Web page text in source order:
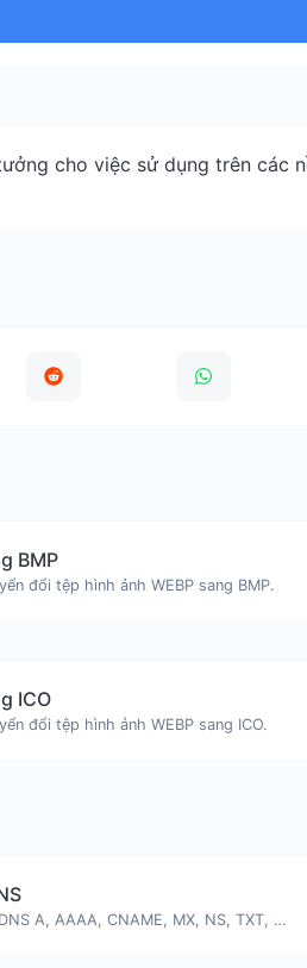
cho việc sử dụng trên các
BMP
đổi tệp hình ảnh WEBP sang BMP.
ICO
đổi tệp hình ảnh WEBP sang ICO.
Tìm bản ghi DNS A, AAAA, CNAME, MX, NS, TXT, SOA của một máy chủ.